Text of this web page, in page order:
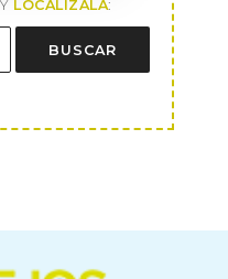
LOCALÍZALA:
BUSCAR